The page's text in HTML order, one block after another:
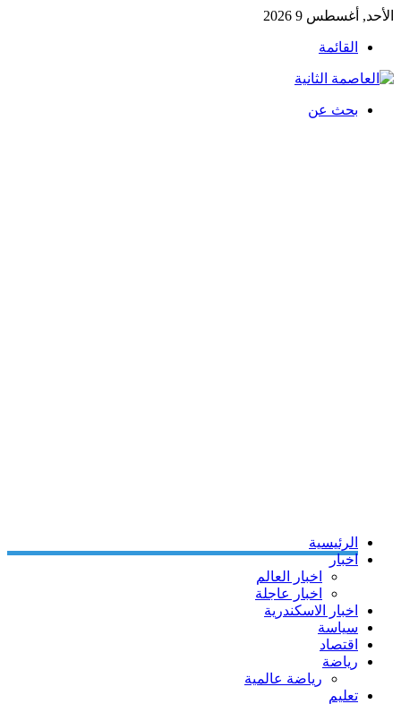
الأحد, أغسطس 9 2026
القائمة
بحث عن
الرئيسية
اخبار
اخبار العالم
اخبار عاجلة
اخبار الاسكندرية
سياسة
اقتصاد
رياضة
رياضة عالمية
تعليم